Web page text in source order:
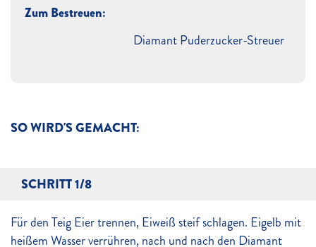
SO WIRD'S GEMACHT:
SCHRITT 1/8
Für den Teig Eier trennen, Eiweiß steif schlagen. Eigelb mit
heißem Wasser verrühren, nach und nach den Diamant
Zum Bestreuen:
Diamant Puderzucker-Streuer